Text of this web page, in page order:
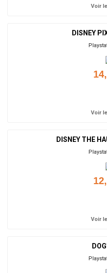
Voir
DISNEY
Voir
DISNEY THE
Voir